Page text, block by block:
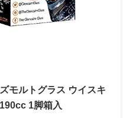
モルトグラス ウイスキ
1脚箱入